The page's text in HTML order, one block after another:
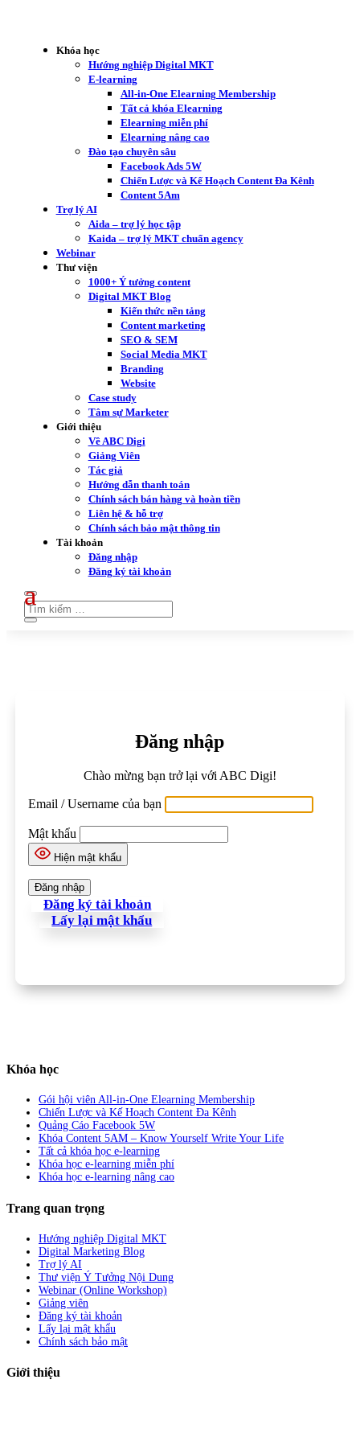
Khóa học
Hướng nghiệp Digital MKT
E-learning
All-in-One Elearning Membership
Tất cả khóa Elearning
Elearning miễn phí
Elearning nâng cao
Đào tạo chuyên sâu
Facebook Ads 5W
Chiến Lược và Kế Hoạch Content Đa Kênh
Content 5Am
Trợ lý AI
Aida – trợ lý học tập
Kaida – trợ lý MKT chuẩn agency
Webinar
Thư viện
1000+ Ý tưởng content
Digital MKT Blog
Kiến thức nền tảng
Content marketing
SEO & SEM
Social Media MKT
Branding
Website
Case study
Tâm sự Marketer
Giới thiệu
Về ABC Digi
Giảng Viên
Tác giả
Hướng dẫn thanh toán
Chính sách bán hàng và hoàn tiền
Liên hệ & hỗ trợ
Chính sách bảo mật thông tin
Tài khoản
Đăng nhập
Đăng ký tài khoản
Đăng nhập
Chào mừng bạn trở lại với ABC Digi!
Email / Username của bạn
Mật khẩu
Hiện mật khẩu
Đăng ký tài khoản
Lấy lại mật khẩu
Khóa học
Gói hội viên All-in-One Elearning Membership
Chiến Lược và Kế Hoạch Content Đa Kênh
Quảng Cáo Facebook 5W
Khóa Content 5AM – Know Yourself Write Your Life
Tất cả khóa học e-learning
Khóa học e-learning miễn phí
Khóa học e-learning nâng cao
Trang quan trọng
Hướng nghiệp Digital MKT
Digital Marketing Blog
Trợ lý AI
Thư viện Ý Tưởng Nội Dung
Webinar (Online Workshop)
Giảng viên
Đăng ký tài khoản
Lấy lại mật khẩu
Chính sách bảo mật
Giới thiệu